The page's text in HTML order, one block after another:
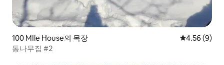
100 MIle House의 목장 평점 4.56점
4.56 (9)
통나무집 #2